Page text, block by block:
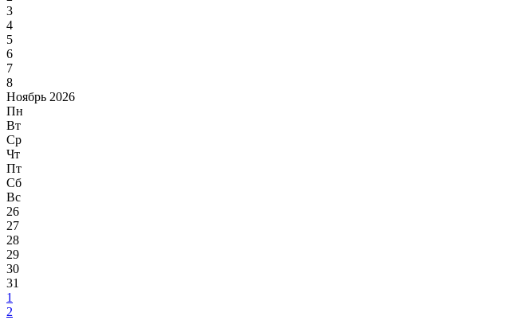
3
4
5
6
7
8
Ноябрь 2026
Пн
Вт
Ср
Чт
Пт
Сб
Вс
26
27
28
29
30
31
1
2